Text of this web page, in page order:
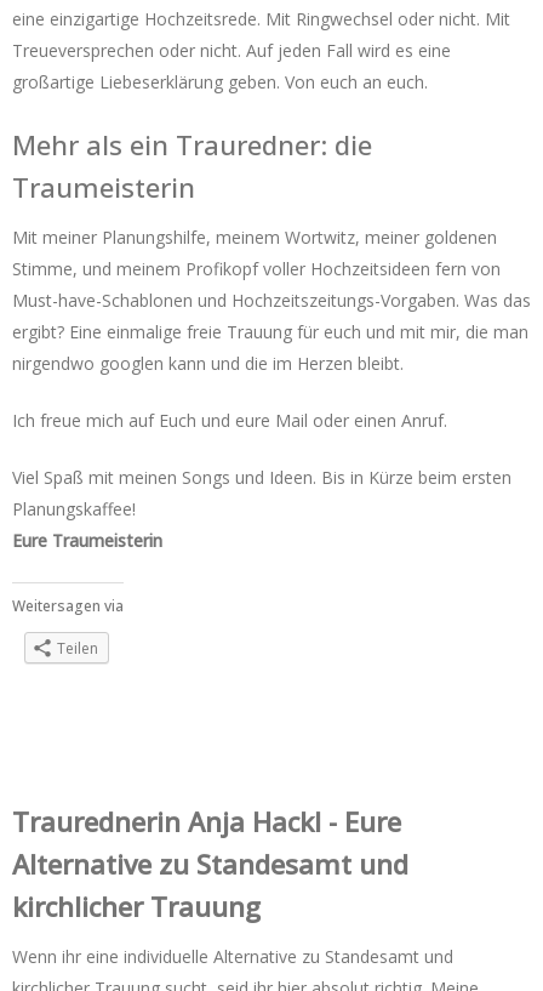
eine einzigartige Hochzeitsrede. Mit Ringwechsel oder nicht. Mit
Treueversprechen oder nicht. Auf jeden Fall wird es eine
großartige Liebeserklärung geben. Von euch an euch.
Mehr als ein Trauredner: die
Traumeisterin
Mit meiner Planungshilfe, meinem Wortwitz, meiner goldenen
Stimme, und meinem Profikopf voller Hochzeitsideen fern von
Must-have-Schablonen und Hochzeitszeitungs-Vorgaben. Was das
ergibt? Eine einmalige freie Trauung für euch und mit mir, die man
nirgendwo googlen kann und die im Herzen bleibt.
Ich freue mich auf Euch und eure Mail oder einen Anruf.
Viel Spaß mit meinen Songs und Ideen. Bis in Kürze beim ersten
Planungskaffee!
Eure Traumeisterin
Weitersagen via
Teilen
Trauredner‌in Anja Hackl - Eure
Alternative zu Standesamt und
kirchlicher Trauung
Wenn ihr eine individuelle Alternative zu Standesamt und